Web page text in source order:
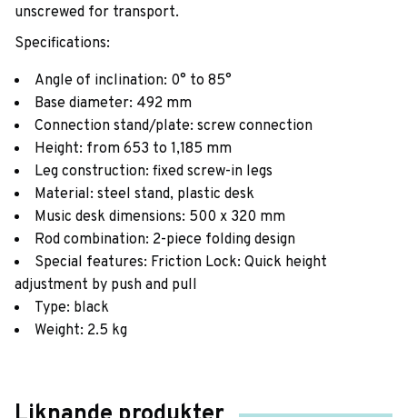
unscrewed for transport.
Specifications:
Angle of inclination: 0° to 85°
Base diameter: 492 mm
Connection stand/plate: screw connection
Height: from 653 to 1,185 mm
Leg construction: fixed screw-in legs
Material: steel stand, plastic desk
Music desk dimensions: 500 x 320 mm
Rod combination: 2-piece folding design
Special features: Friction Lock: Quick height
adjustment by push and pull
Type: black
Weight: 2.5 kg